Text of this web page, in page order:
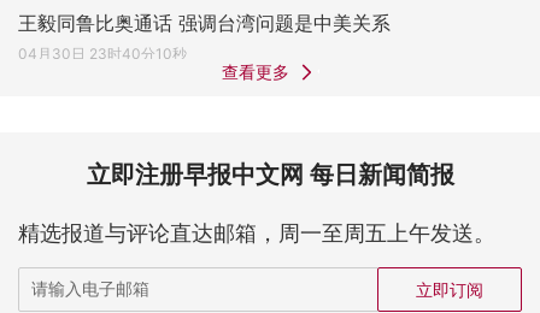
王毅同鲁比奥通话 强调台湾问题是中美关系
04月30日 23时40分10秒
查看更多
立即注册早报中文网 每日新闻简报
精选报道与评论直达邮箱，周一至周五上午发送。
立即订阅